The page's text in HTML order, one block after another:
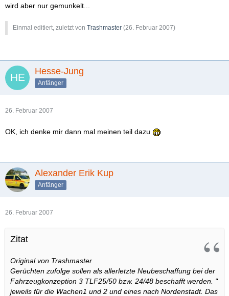
wird aber nur gemunkelt...
Einmal editiert, zuletzt von Trashmaster (26. Februar 2007)
Hesse-Jung
Anfänger
26. Februar 2007
OK, ich denke mir dann mal meinen teil dazu
Alexander Erik Kup
Anfänger
26. Februar 2007
Zitat
Original von Trashmaster
Gerüchten zufolge sollen als allerletzte Neubeschaffung bei der
Fahrzeugkonzeption 3 TLF25/50 bzw. 24/48 beschafft werden. "
jeweils für die Wachen1 und 2 und eines nach Nordenstadt. Das